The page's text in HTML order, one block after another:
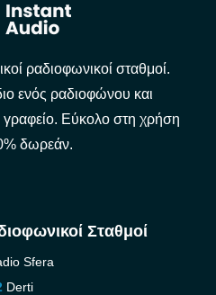
ραδιοφωνικοί σταθμοί.
ενός ραδιοφώνου και
γραφείο. Εύκολο στη χρήση
δωρεάν.
Σταθμοί
Sfera
Derti